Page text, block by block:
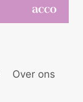
Over ons